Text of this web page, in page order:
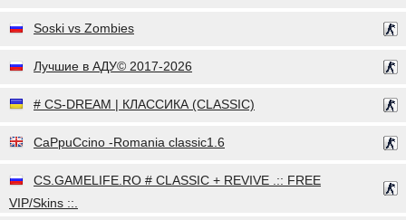
Soski vs Zombies
Лучшие в АДУ© 2017-2026
# CS-DREAM | КЛАССИКА (CLASSIC)
CaPpuCcino -Romania classic1.6
CS.GAMELIFE.RO # CLASSIC + REVIVE .:: FREE
VIP/Skins ::.